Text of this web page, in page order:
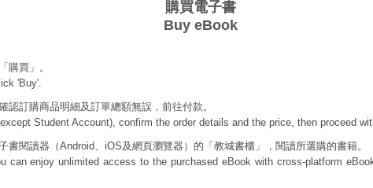
購買電子書
Buy eBook
購買」。
'Buy'.
認訂購商品明細及訂單總額無誤，前往付款。
Student Account), confirm the order details and the price, then proceed
書閱讀器（Android、iOS及網頁瀏覽器）的「教城書櫃」，閱讀所選購的書籍。
can enjoy unlimited access to the purchased eBook with cross-platform